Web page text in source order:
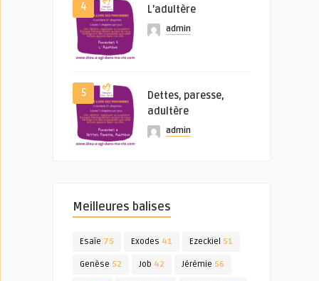
4 L’adultère
admin
5
Dettes, paresse,
adultère
admin
Meilleures balises
Esaïe 75 Exodes 41 Ezeckiel 51
Genèse 52 Job 42 Jérémie 56